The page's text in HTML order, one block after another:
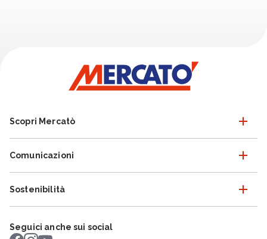
Scopri Mercatò
Comunicazioni
Sostenibilità
Seguici anche sui social